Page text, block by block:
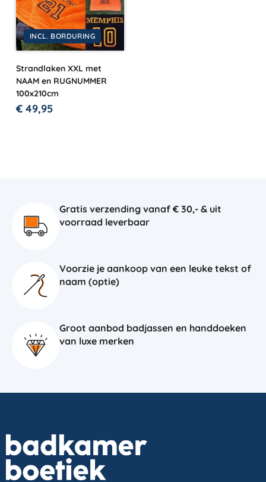
INCL. BORDURING
Strandlaken XXL met
NAAM en RUGNUMMER
100x210cm
€ 49,95
Gratis verzending vanaf € 30,- & uit
voorraad leverbaar
Voorzie je aankoop van een leuke tekst of
naam (optie)
Groot aanbod badjassen en handdoeken
van luxe merken